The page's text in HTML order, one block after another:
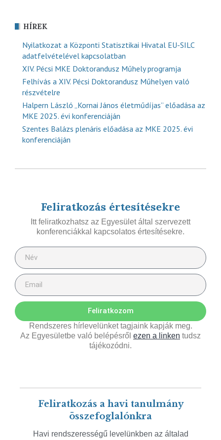
HÍREK
Nyilatkozat a Központi Statisztikai Hivatal EU-SILC
adatfelvételével kapcsolatban
XIV. Pécsi MKE Doktorandusz Műhely programja
Felhívás a XIV. Pécsi Doktorandusz Műhelyen való
részvételre
Halpern László „Kornai János életműdíjas” előadása az
MKE 2025. évi konferenciáján
Szentes Balázs plenáris előadása az MKE 2025. évi
konferenciáján
Feliratkozás értesítésekre
Itt feliratkozhatsz az Egyesület által szervezett
konferenciákkal kapcsolatos értesítésekre.
Feliratkozom
Rendszeres hírlevelünket tagjaink kapják meg.
Az Egyesületbe való belépésről ezen a linken tudsz
tájékozódni.
Feliratkozás a havi tanulmány
összefoglalónkra
Havi rendszerességű levelünkben az általad